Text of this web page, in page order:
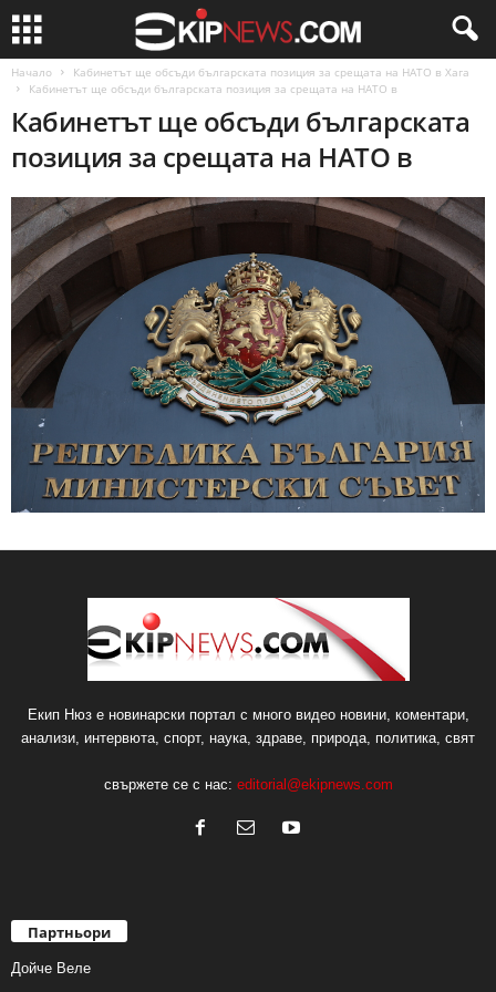
Начало
Кабинетът ще обсъди българската позиция за срещата на НАТО в Хага
Кабинетът ще обсъди българската позиция за срещата на НАТО в
Кабинетът ще обсъди българската
позиция за срещата на НАТО в
Екип Нюз е новинарски портал с много видео новини, коментари,
анализи, интервюта, спорт, наука, здраве, природа, политика, свят
свържете се с нас: editorial@ekipnews.com
Партньори
Дойче Веле